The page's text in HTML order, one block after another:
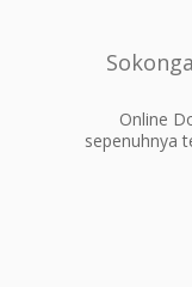
Online
sepenuhnya